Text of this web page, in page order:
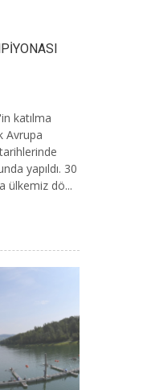
katılma
Avrupa
yapıldı. 30
ülkemiz dö...